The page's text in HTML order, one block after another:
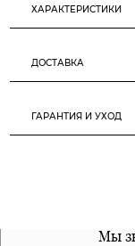
ХАРАКТЕРИСТИКИ
ДОСТАВКА
ГАРАНТИЯ И УХОД
Мы
Все